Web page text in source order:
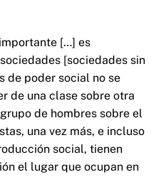
[…] es
[sociedades sin
de poder social no se
de una clase sobre otra
de hombres sobre el
una vez más, e incluso
social, tienen
el lugar que ocupan en